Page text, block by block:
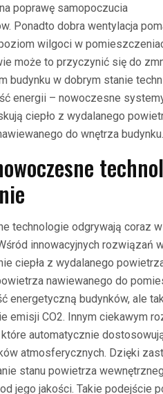
poprawę samopoczucia
Ponadto dobra wentylacja
wilgoci w
może to przyczynić się do
budynku w dobrym stanie
energii – nowoczesne
ciepło z wydalanego
do wnętrza budynku.
technologie odgrywają coraz
innowacyjnych rozwiązań
ciepła z wydalanego
nawiewanego do
energetyczną budynków, ale
emisji CO2. Innym ciekawym
automatycznie
atmosferycznych. Dzięki
stanu powietrza
jego jakości. Takie podejście